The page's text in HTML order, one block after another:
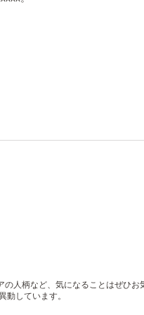
人柄など、気になることはぜひお
しています。